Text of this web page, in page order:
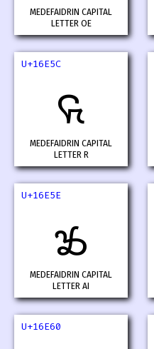
MEDEFAIDRIN CAPITAL
LETTER OE
U+16E5C
𖹜
MEDEFAIDRIN CAPITAL
LETTER R
U+16E5E
𖹞
MEDEFAIDRIN CAPITAL
LETTER AI
U+16E60